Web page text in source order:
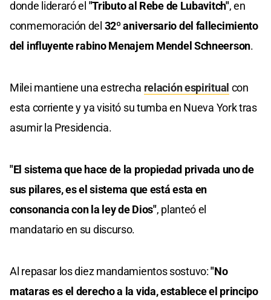
donde lideraró el "Tributo al Rebe de Lubavitch", en
conmemoración del 32º aniversario del fallecimiento
del influyente rabino Menajem Mendel Schneerson.
Milei mantiene una estrecha relación espiritual con
esta corriente y ya visitó su tumba en Nueva York tras
asumir la Presidencia.
"El sistema que hace de la propiedad privada uno de
sus pilares, es el sistema que está esta en
consonancia con la ley de Dios", planteó el
mandatario en su discurso.
Al repasar los diez mandamientos sostuvo:"No
mataras es el derecho a la vida, establece el principo